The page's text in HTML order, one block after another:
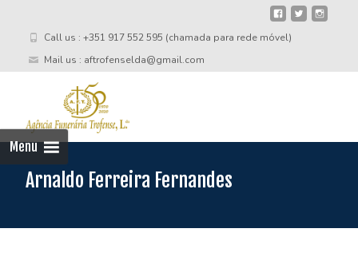
Call us : +351 917 552 595 (chamada para rede móvel)
Mail us : aftrofenselda@gmail.com
Menu
Arnaldo Ferreira Fernandes